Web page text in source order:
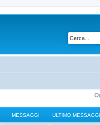
MESSAGGI ULTIMO